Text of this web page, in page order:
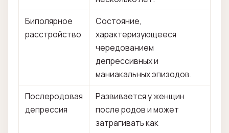
Биполярное
расстройство
Состояние,
характеризующееся
чередованием
депрессивных и
маниакальных эпизодов.
Послеродовая
депрессия
Развивается у женщин
после родов и может
затрагивать как